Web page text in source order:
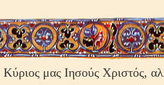
μας Ιησούς Χριστός,